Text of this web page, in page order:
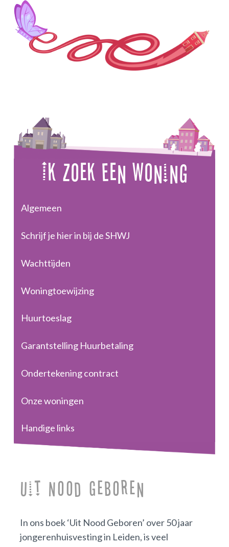
Ik Zoek Een Woning
Algemeen
Schrijf je hier in bij de SHWJ
Wachttijden
Woningtoewijzing
Huurtoeslag
Garantstelling Huurbetaling
Ondertekening contract
Onze woningen
Handige links
Uit Nood Geboren
In ons boek ‘Uit Nood Geboren’ over 50 jaar
jongerenhuisvesting in Leiden, is veel